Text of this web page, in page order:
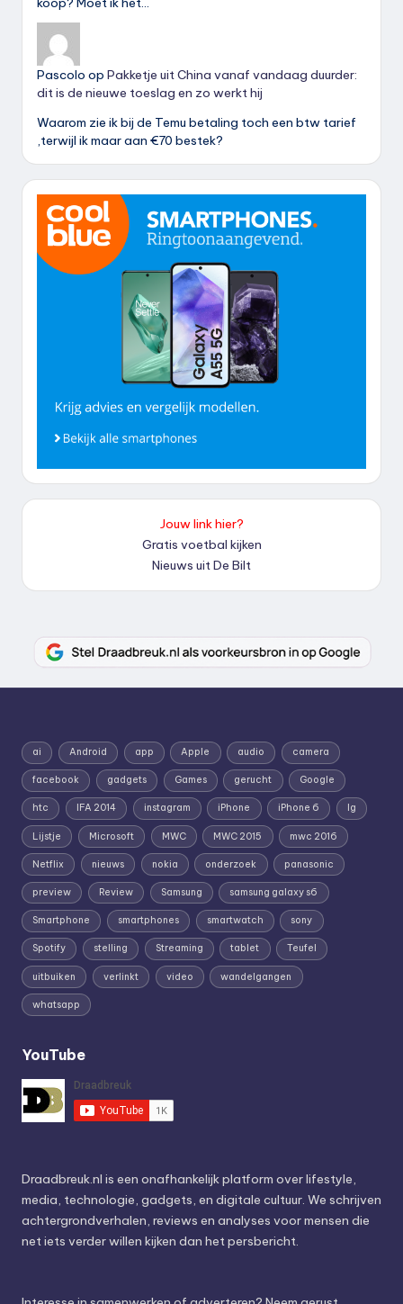
Pascolo op Pakketje uit China vanaf vandaag duurder:
dit is de nieuwe toeslag en zo werkt hij
Waarom zie ik bij de Temu betaling toch een btw tarief
,terwijl ik maar aan €70 bestek?
Jouw link hier?
Gratis voetbal kijken
Nieuws uit De Bilt
ai Android app Apple audio camera
facebook gadgets Games gerucht Google
htc IFA 2014 instagram iPhone iPhone 6 lg
Lijstje Microsoft MWC MWC 2015 mwc 2016
Netflix nieuws nokia onderzoek panasonic
preview Review Samsung samsung galaxy s6
Smartphone smartphones smartwatch sony
Spotify stelling Streaming tablet Teufel
uitbuiken verlinkt video wandelgangen
whatsapp
YouTube
Draadbreuk.nl is een onafhankelijk platform over lifestyle,
media, technologie, gadgets, en digitale cultuur. We schrijven
achtergrondverhalen, reviews en analyses voor mensen die
net iets verder willen kijken dan het persbericht.